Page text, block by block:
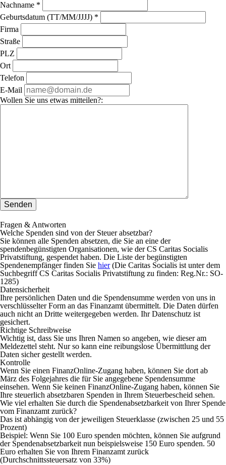
Nachname *
Geburtsdatum (TT/MM/JJJJ) *
Firma
Straße
PLZ
Ort
Telefon
E-Mail
Wollen Sie uns etwas mitteilen?:
Fragen & Antworten
Welche Spenden sind von der Steuer absetzbar?
Sie können alle Spenden absetzen, die Sie an eine der
spendenbegünstigten Organisationen, wie der CS Caritas Socialis
Privatstiftung, gespendet haben. Die Liste der begünstigten
Spendenempfänger finden Sie hier(Die Caritas Socialis ist unter dem
SuchbegriffCS Caritas Socialis Privatstiftung zu finden: Reg.Nr.: SO-
1285)
Datensicherheit
Ihre persönlichen Daten und die Spendensumme werden von uns in
verschlüsselter Form an das Finanzamt übermittelt. Die Daten dürfen
auch nicht an Dritte weitergegeben werden. Ihr Datenschutz ist
gesichert.
Richtige Schreibweise
Wichtig ist, dass Sie uns Ihren Namen so angeben, wie dieser am
Meldezettel steht. Nur so kann eine reibungslose Übermittlung der
Daten sicher gestellt werden.
Kontrolle
Wenn Sie einen FinanzOnline-Zugang haben, können Sie dort ab
März des Folgejahres die für Sie angegebene Spendensumme
einsehen. Wenn Sie keinen FinanzOnline-Zugang haben, können Sie
Ihre steuerlich absetzbaren Spenden in Ihrem Steuerbescheid sehen.
Wie viel erhalten Sie durch die Spendenabsetzbarkeit von Ihrer Spende
vom Finanzamt zurück?
Das ist abhängig von der jeweiligen Steuerklasse (zwischen 25 und 55
Prozent)
Beispiel: Wenn Sie 100 Euro spenden möchten, können Sie aufgrund
der Spendenabsetzbarkeit nun beispielsweise 150 Euro spenden. 50
Euro erhalten Sie von Ihrem Finanzamt zurück
(Durchschnittssteuersatz von 33%)